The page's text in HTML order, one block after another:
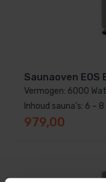
Saunaoven EOS
Vermogen: 6000
Inhoud sauna's: 6 – 8
979,00